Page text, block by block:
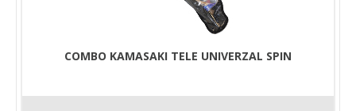
COMBO KAMASAKI TELE UNIVERZAL SPIN